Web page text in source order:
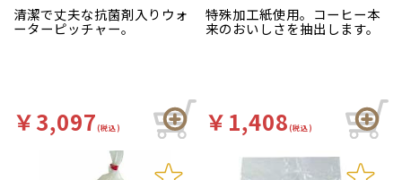
清潔で丈夫な抗菌剤入りウォ
ーターピッチャー。
￥3,097(税込)
特殊加工紙使用。コーヒー本
来のおいしさを抽出します。
￥1,408(税込)